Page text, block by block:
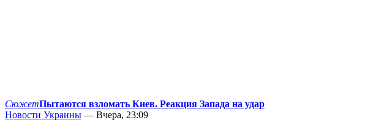
СюжетПытаются взломать Киев. Реакция Запада на удар
Новости Украины — Вчера, 23:09